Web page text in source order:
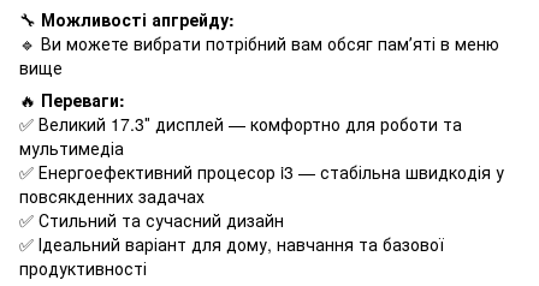
🔧 Можливості апгрейду:
🔹 Ви можете вибрати потрібний вам обсяг памʼяті в меню
вище
🔥 Переваги:
✅ Великий 17.3″ дисплей — комфортно для роботи та
мультимедіа
✅ Енергоефективний процесор i3 — стабільна швидкодія у
повсякденних задачах
✅ Стильний та сучасний дизайн
✅ Ідеальний варіант для дому, навчання та базової
продуктивності